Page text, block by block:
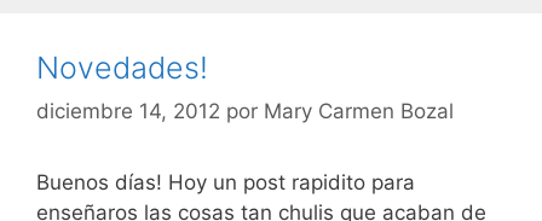
Novedades!
diciembre 14, 2012 por Mary Carmen Bozal
Buenos días! Hoy un post rapidito para
enseñaros las cosas tan chulis que acaban de